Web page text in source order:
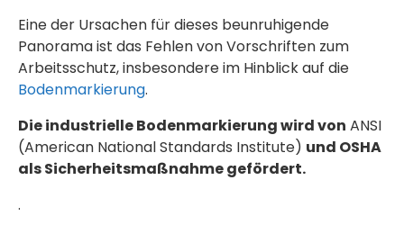
Eine der Ursachen für dieses beunruhigende
Panorama ist das Fehlen von Vorschriften zum
Arbeitsschutz, insbesondere im Hinblick auf die
Bodenmarkierung.
Die industrielle Bodenmarkierung wird von ANSI
(American National Standards Institute) und OSHA
als Sicherheitsmaßnahme gefördert.
.